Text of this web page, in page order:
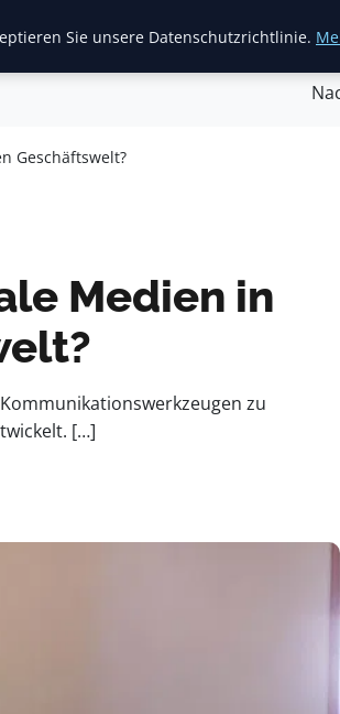
Frauen / Mode General
Geschäftswelt?
Medien in
zu
[…]
Sie unsere Datenschutzrichtlinie.